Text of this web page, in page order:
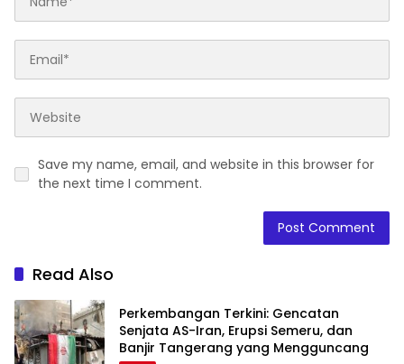
Save my name, email, and website in this browser for
the next time I comment.
Read Also
Perkembangan Terkini: Gencatan
Senjata AS-Iran, Erupsi Semeru, dan
Banjir Tangerang yang Mengguncang